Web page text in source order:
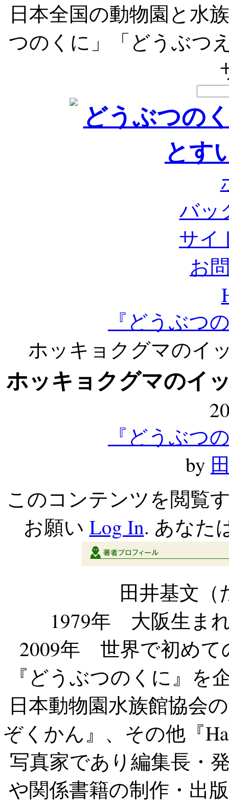
日本全国の動物園と水
つのくに」「どうぶつ
バッ
サイ
お
『どうぶつ
ホッキョクグマのイ
ホッキョクグマのイ
『どうぶつ
by
このコンテンツを閲覧
お願い Log In. あなた
田井基文（
1979年 大阪生ま
2009年 世界で初めて
『どうぶつのくに』を
日本動物園水族館協会
ぞくかん』、その他『
写真家であり編集長・
や関係書籍の制作・出